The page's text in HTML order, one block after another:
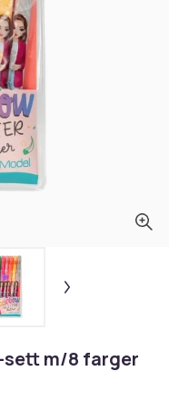
sett m/8 farger